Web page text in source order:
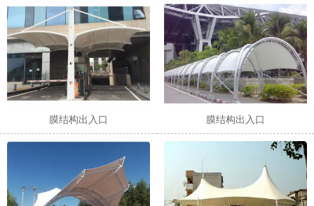
膜结构出入口 膜结构出入口